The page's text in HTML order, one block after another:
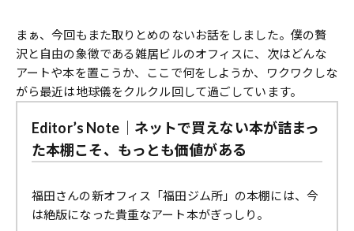
まぁ、今回もまた取りとめのないお話をしました。僕の贅
沢と自由の象徴である雑居ビルのオフィスに、次はどんな
アートや本を置こうか、ここで何をしようか、ワクワクしな
がら最近は地球儀をクルクル回して過ごしています。
Editor’s Note｜ネットで買えない本が詰まっ
た本棚こそ、もっとも価値がある
福田さんの新オフィス「福田ジム所」の本棚には、今
は絶版になった貴重なアート本がぎっしり。